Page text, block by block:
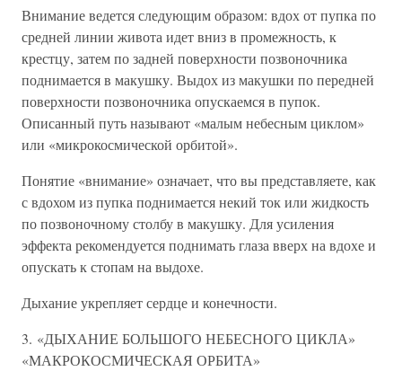
Внимание ведется следующим образом: вдох от пупка по
средней линии живота идет вниз в промежность, к
крестцу, затем по задней поверхности позвоночника
поднимается в макушку. Выдох из макушки по передней
поверхности позвоночника опускаемся в пупок.
Описанный путь называют «малым небесным циклом»
или «микрокосмической орбитой».
Понятие «внимание» означает, что вы представляете, как
с вдохом из пупка поднимается некий ток или жидкость
по позвоночному столбу в макушку. Для усиления
эффекта рекомендуется поднимать глаза вверх на вдохе и
опускать к стопам на выдохе.
Дыхание укрепляет сердце и конечности.
3. «ДЫХАНИЕ БОЛЬШОГО НЕБЕСНОГО ЦИКЛА»
«МАКРОКОСМИЧЕСКАЯ ОРБИТА»